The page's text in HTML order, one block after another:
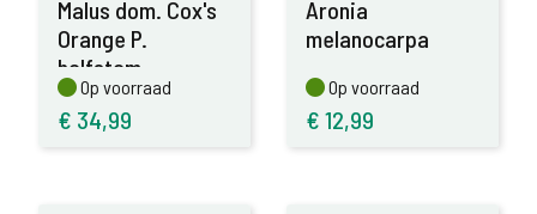
Malus dom. Cox's
Orange P.
halfstam
Op voorraad
Op voorraad
€ 34,99
Aronia
melanocarpa
Op voorraad
Op voorraad
€ 12,99